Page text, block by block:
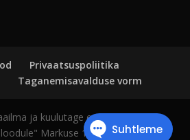
Privaatsuspoliitika
Taganemisavalduse vorm
ja kuulutage evangeeliumi
Markuse 16:15